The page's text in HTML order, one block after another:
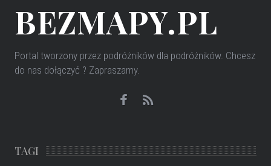
BEZMAPY.PL
Portal tworzony przez podróżników dla podróżników. Chcesz
do nas dołączyć ? Zapraszamy.
TAGI